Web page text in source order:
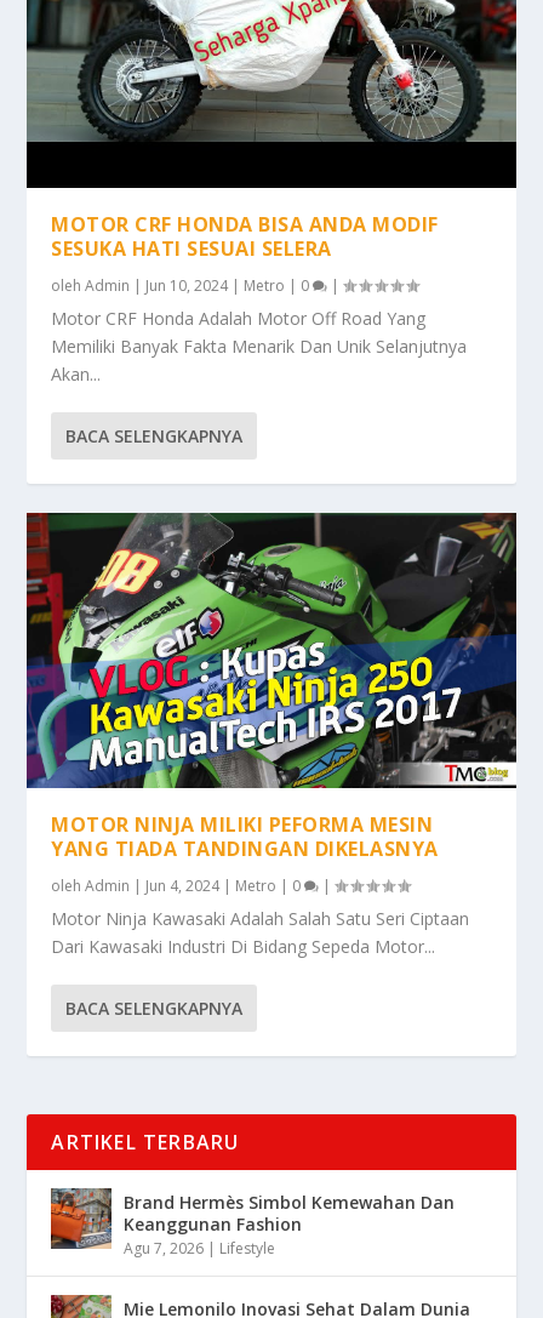
MOTOR CRF HONDA BISA ANDA MODIF
SESUKA HATI SESUAI SELERA
olehAdmin | Jun 10, 2024| Metro | 0 |
Motor CRF Honda Adalah Motor Off Road Yang
Memiliki Banyak Fakta Menarik Dan Unik Selanjutnya
Akan...
BACA SELENGKAPNYA
MOTOR NINJA MILIKI PEFORMA MESIN
YANG TIADA TANDINGAN DIKELASNYA
olehAdmin | Jun 4, 2024| Metro | 0 |
Motor Ninja Kawasaki Adalah Salah Satu Seri Ciptaan
Dari Kawasaki Industri Di Bidang Sepeda Motor...
BACA SELENGKAPNYA
ARTIKEL TERBARU
Brand Hermès Simbol Kemewahan Dan
Keanggunan Fashion
Agu 7, 2026 | Lifestyle
Mie Lemonilo Inovasi Sehat Dalam Dunia